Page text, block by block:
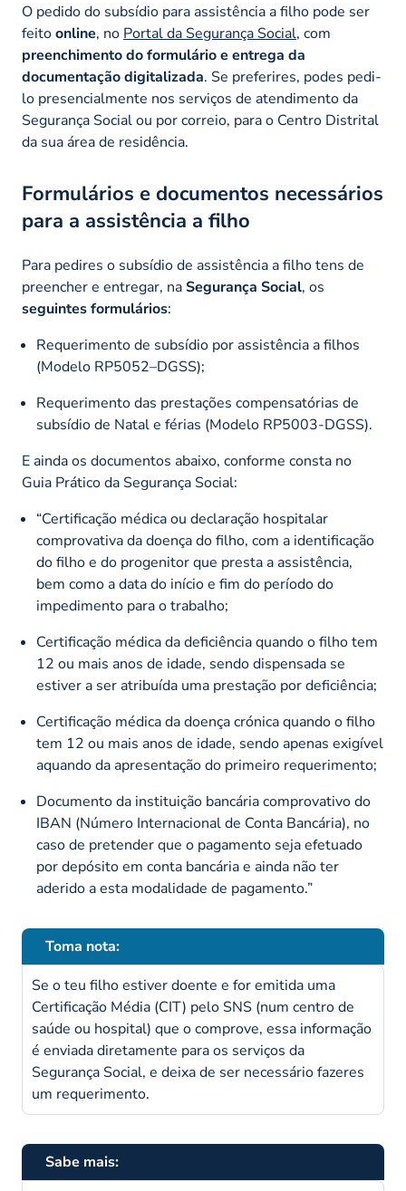
O pedido do subsídio para assistência a filho pode ser
feitoonline, no Portal da Segurança Social, com
preenchimento do formulário e entrega da
documentação digitalizada. Se preferires, podes pedi-
lo presencialmente nos serviços de atendimento da
Segurança Social ou por correio, para o Centro Distrital
da sua área de residência.
Formulários e documentos necessários
para a assistência a filho
Para pedires o subsídio de assistência a filho tens de
preencher e entregar, naSegurança Social, os
seguintes formulários:
Requerimento de subsídio por assistência a filhos
(Modelo RP5052–DGSS);
Requerimento das prestações compensatórias de
subsídio de Natal e férias (Modelo RP5003-DGSS).
E ainda os documentos abaixo, conforme consta no
Guia Prático da Segurança Social:
“Certificação médica ou declaração hospitalar
comprovativa da doença do filho, com a identificação
do filho e do progenitor que presta a assistência,
bem como a data do início e fim do período do
impedimento para o trabalho;
Certificação médica da deficiência quando o filho tem
12 ou mais anos de idade, sendo dispensada se
estiver a ser atribuída uma prestação por deficiência;
Certificação médica da doença crónica quando o filho
tem 12 ou mais anos de idade, sendo apenas exigível
aquando da apresentação do primeiro requerimento;
Documento da instituição bancária comprovativo do
IBAN (Número Internacional de Conta Bancária), no
caso de pretender que o pagamento seja efetuado
por depósito em conta bancária e ainda não ter
aderido a esta modalidade de pagamento.”
Toma nota:
Se o teu filho estiver doente e for emitida uma
Certificação Média (CIT) pelo SNS (num centro de
saúde ou hospital) que o comprove, essa informação
é enviada diretamente para os serviços da
Segurança Social, e deixa de ser necessário fazeres
um requerimento.
Sabe mais: